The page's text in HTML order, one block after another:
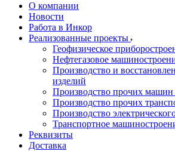
О компании
Новости
Работа в Инкор
Реализованные проекты
Геофизическое
Нефтегазовое
Производство и
изделий
Производство прочих машин
Производство прочих
Производство
Транспортное
Реквизиты
Доставка